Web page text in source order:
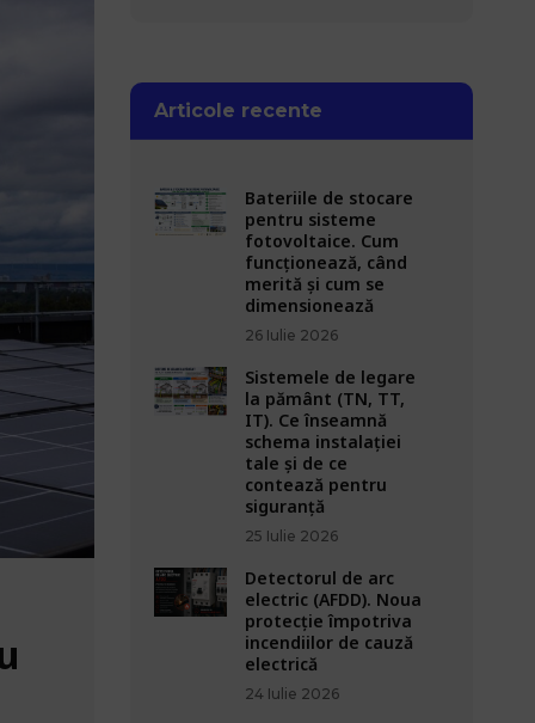
Articole recente
Bateriile de stocare
pentru sisteme
fotovoltaice. Cum
funcționează, când
merită și cum se
dimensionează
26 Iulie 2026
Sistemele de legare
la pământ (TN, TT,
IT). Ce înseamnă
schema instalației
tale și de ce
contează pentru
siguranță
25 Iulie 2026
Detectorul de arc
electric (AFDD). Noua
protecție împotriva
incendiilor de cauză
electrică
24 Iulie 2026